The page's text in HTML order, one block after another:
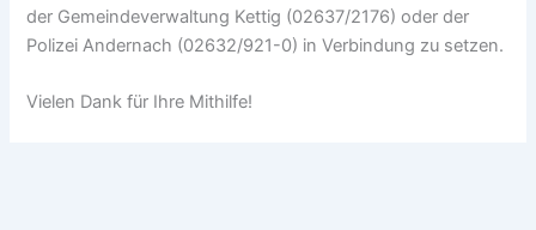
der Gemeindeverwaltung Kettig (02637/2176) oder der
Polizei Andernach (02632/921-0) in Verbindung zu setzen.
Vielen Dank für Ihre Mithilfe!